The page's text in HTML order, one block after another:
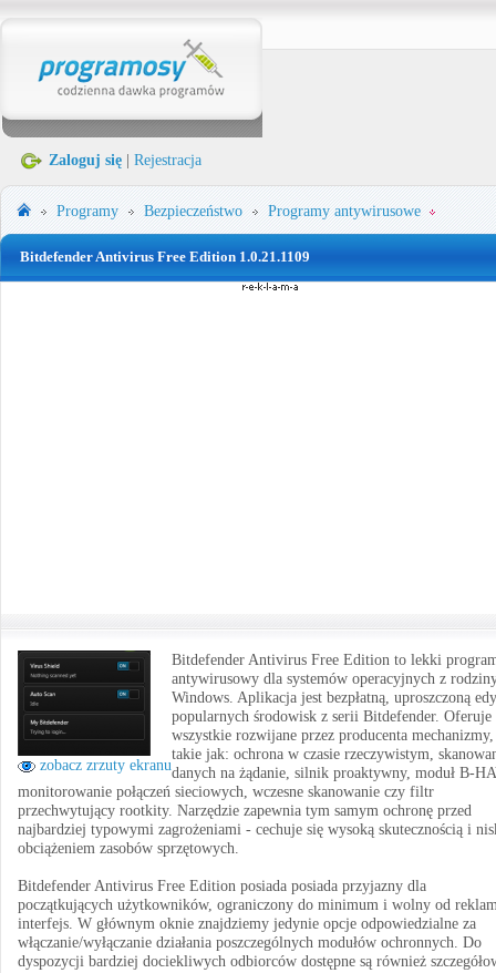
Zaloguj się Rejestracja
Programy Bezpieczeństwo Programy antywirusowe
Bitdefender Antivirus Free Edition 1.0.21.1109
zobacz zrzuty ekranu
Bitdefender Antivirus Free Edition to lekki
antywirusowy dla systemów operacyjnych z
Windows. Aplikacja jest bezpłatną, uproszczoną
popularnych środowisk z serii Bitdefender. Oferuje
wszystkie rozwijane przez producenta mechanizmy,
takie jak: ochrona w czasie rzeczywistym,
danych na żądanie, silnik proaktywny, moduł B-
monitorowanie połączeń sieciowych, wczesne skanowanie czy filtr
przechwytujący rootkity. Narzędzie zapewnia tym samym ochronę przed
najbardziej typowymi zagrożeniami - cechuje się wysoką skutecznością i
obciążeniem zasobów sprzętowych.
Bitdefender Antivirus Free Edition posiada posiada przyjazny dla
początkujących użytkowników, ograniczony do minimum i wolny od
interfejs. W głównym oknie znajdziemy jedynie opcje odpowiedzialne za
włączanie/wyłączanie działania poszczególnych modułów ochronnych. Do
dyspozycji bardziej dociekliwych odbiorców dostępne są również